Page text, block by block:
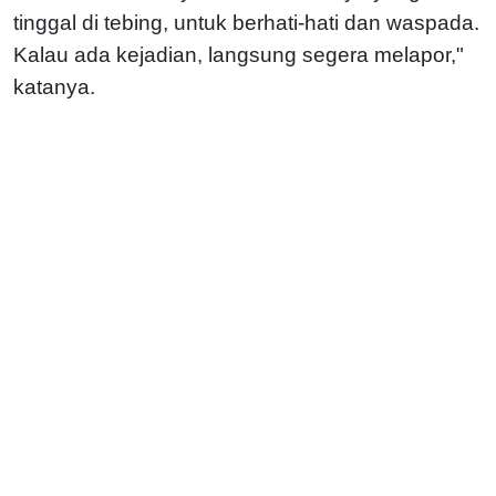
tinggal di tebing, untuk berhati-hati dan waspada.
Kalau ada kejadian, langsung segera melapor,"
katanya.